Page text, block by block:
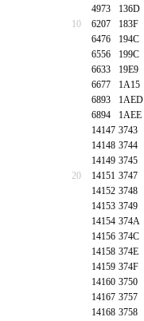
4973
136D
10
6207 183F
6476
194C
6556
199C
6633
19E9
6677
1A15
6893
1AED
6894
1AEE
14147 3743
14148 3744
14149 3745
20
14151 3747
14152 3748
14153 3749
14154 374A
14156 374C
14158 374E
14159 374F
14160 3750
14167 3757
14168 3758